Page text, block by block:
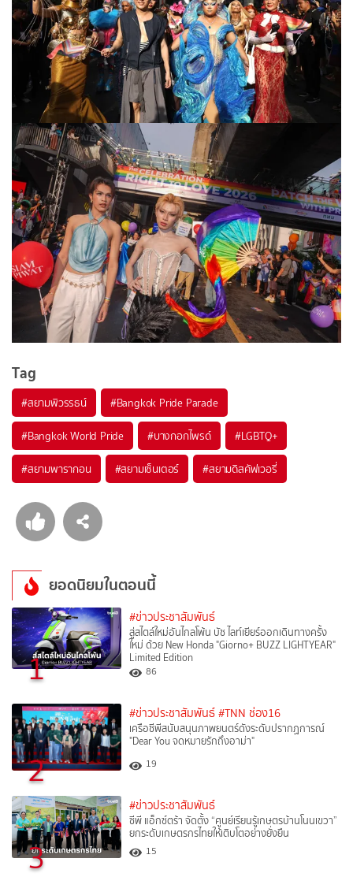
Tag
#สยามพิวรรธน์ #Bangkok Pride Parade
#Bangkok World Pride #บางกอกไพรด์ #LGBTQ+
#สยามพารากอน #สยามเซ็นเตอร์ #สยามดิสคัฟเวอรี่
ยอดนิยมในตอนนี้
1
#ข่าวประชาสัมพันธ์
สู่สไตล์ใหม่อันไกลโพ้น บัซ ไลท์เยียร์ออกเดินทางครั้ง
ใหม่ ด้วย New Honda "Giorno+ BUZZ LIGHTYEAR"
Limited Edition
86
2
#ข่าวประชาสัมพันธ์ #TNN ช่อง16
เครือซีพีสนับสนุนภาพยนตร์ดังระดับปรากฏการณ์
"Dear You จดหมายรักถึงอาม่า"
19
3
#ข่าวประชาสัมพันธ์
ซีพี แอ็กซ์ตร้า จัดตั้ง “ศูนย์เรียนรู้เกษตรบ้านโนนเขวา”
ยกระดับเกษตรกรไทยให้เติบโตอย่างยั่งยืน
15